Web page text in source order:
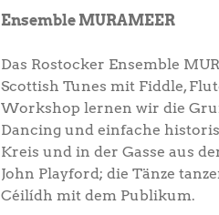
Ensemble MURAMEER
Das Rostocker Ensemble
Scottish Tunes mit Fiddle,
Workshop lernen wir die
Dancing und einfache
Kreis und in der Gasse aus
John Playford; die Tänze
Céilídh mit dem Publikum.